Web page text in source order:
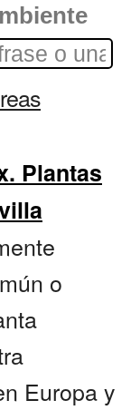
Plantas
o
Europa y